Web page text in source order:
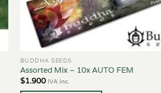
BUDDHA SEEDS
Assorted Mix – 10x AUTO FEM
$1.900 IVA inc.